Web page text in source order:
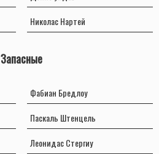
Николас Нартей
Запасные
Фабиан Бредлоу
Паскаль Штенцель
Леонидас Стергиу